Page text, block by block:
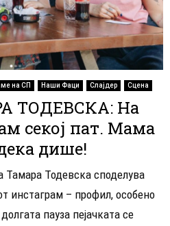
на СП Наши Фаци Слајдер Сцена
ТОДЕВСКА: На
секој пат. Мама
дише!
Тодевска споделува
инстаграм – профил, особено
пауза пејачката се